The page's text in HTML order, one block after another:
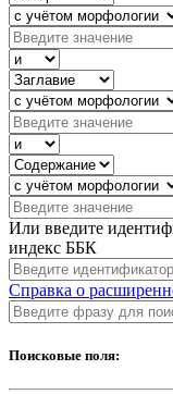
Или введите
индекс ББК
Справка о
Поисковые поля: